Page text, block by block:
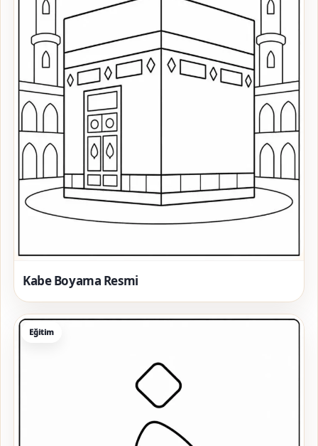
Kabe Boyama Resmi
Eğitim